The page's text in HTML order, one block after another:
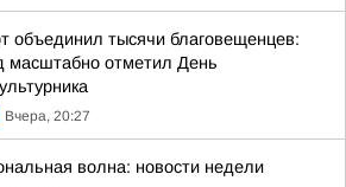
объединил тысячи благовещенцев:
масштабно отметил День
Вчера, 20:27
волна: новости недели